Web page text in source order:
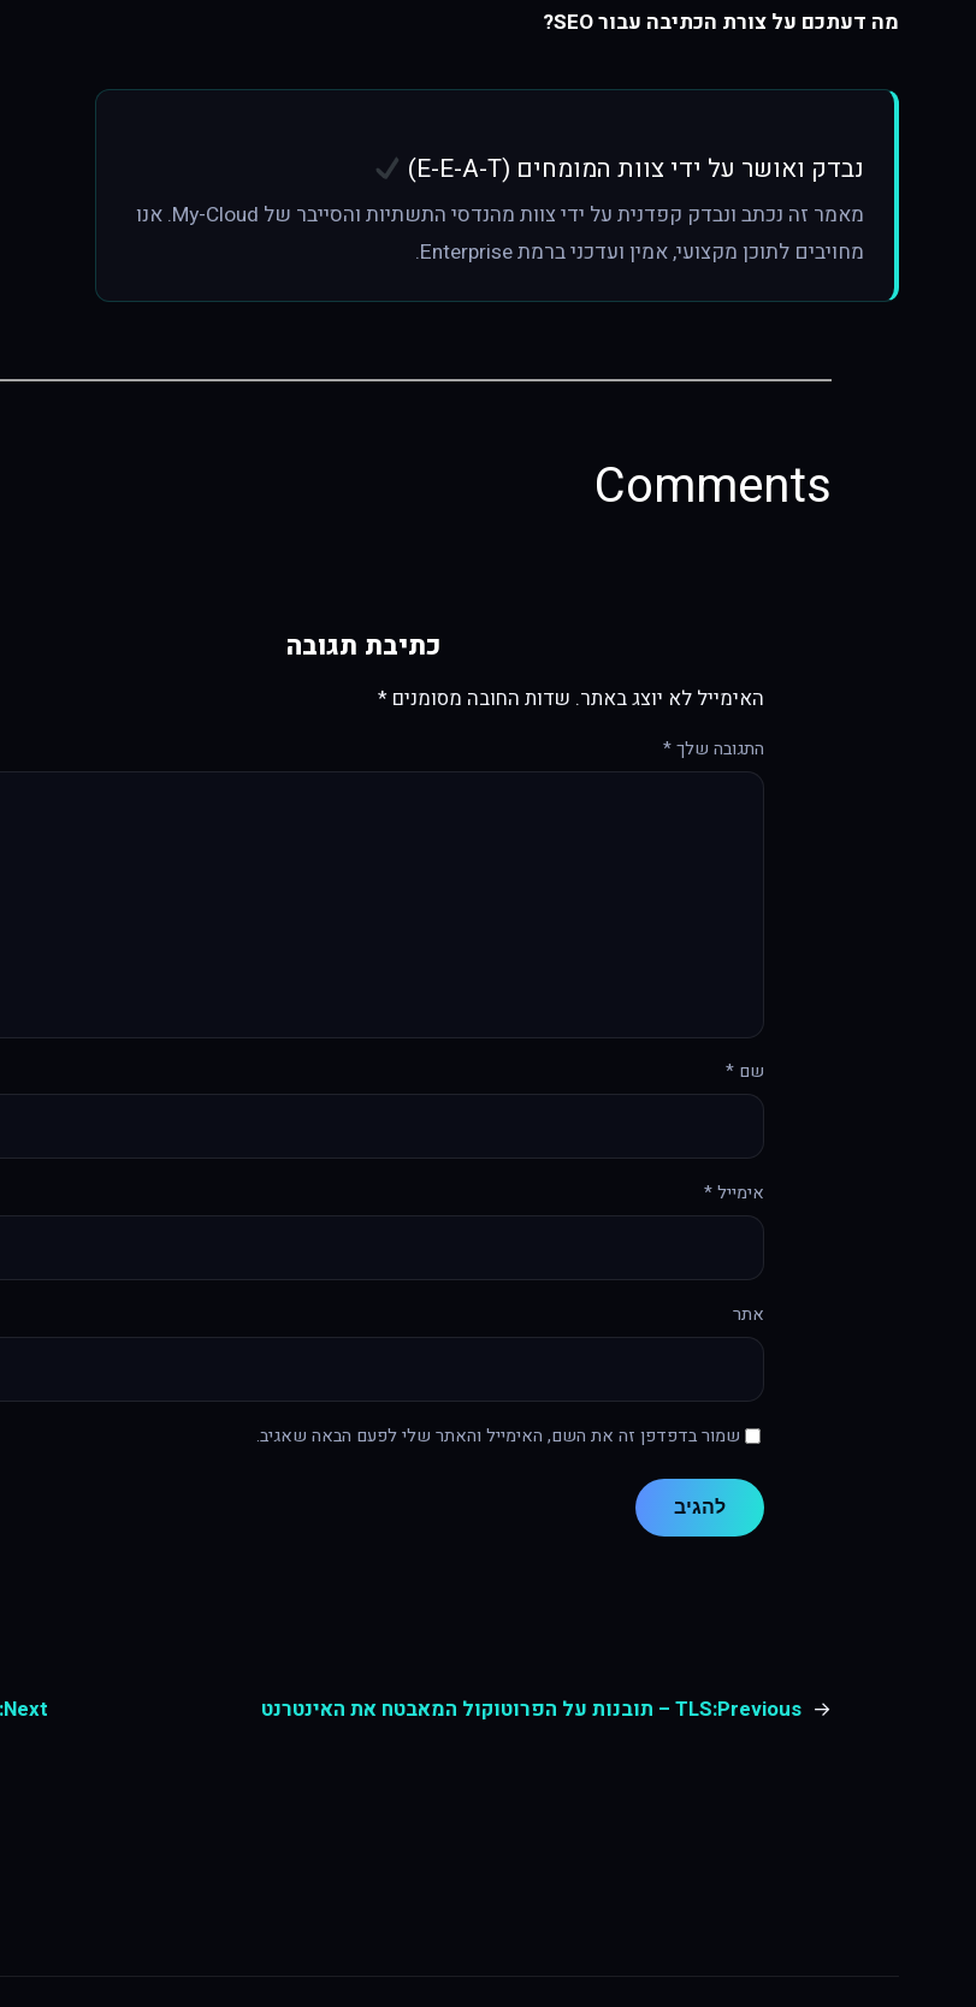
מה דעתכם על צורת הכתיבה עבור SEO?
נבדק ואושר על ידי צוות המומחים (E-E-A-T)
מאמר זה נכתב ונבדק קפדנית על ידי צוות מהנדסי התשתיות והסייבר של My-Cloud. אנו
מחויבים לתוכן מקצועי, אמין ועדכני ברמת Enterprise.
Comments
כתיבת תגובה
האימייל לא יוצג באתר. שדות החובה מסומנים *
התגובה שלך*
שם *
אימייל*
אתר
שמור בדפדפן זה את השם, האימייל והאתר שלי לפעם הבאה שאגיב.
←
Previous: TLS – תובנות על הפרוטוקול המאבטח את האינטרנט Next: